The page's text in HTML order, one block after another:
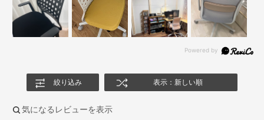
絞り込み 表示：新しい順
気になるレビューを表示